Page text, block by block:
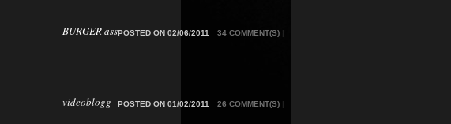
BURGER ass 34 COMMENT(S) |
POSTED ON 02/06/2011
videoblogg 26 COMMENT(S) |
POSTED ON 01/02/2011